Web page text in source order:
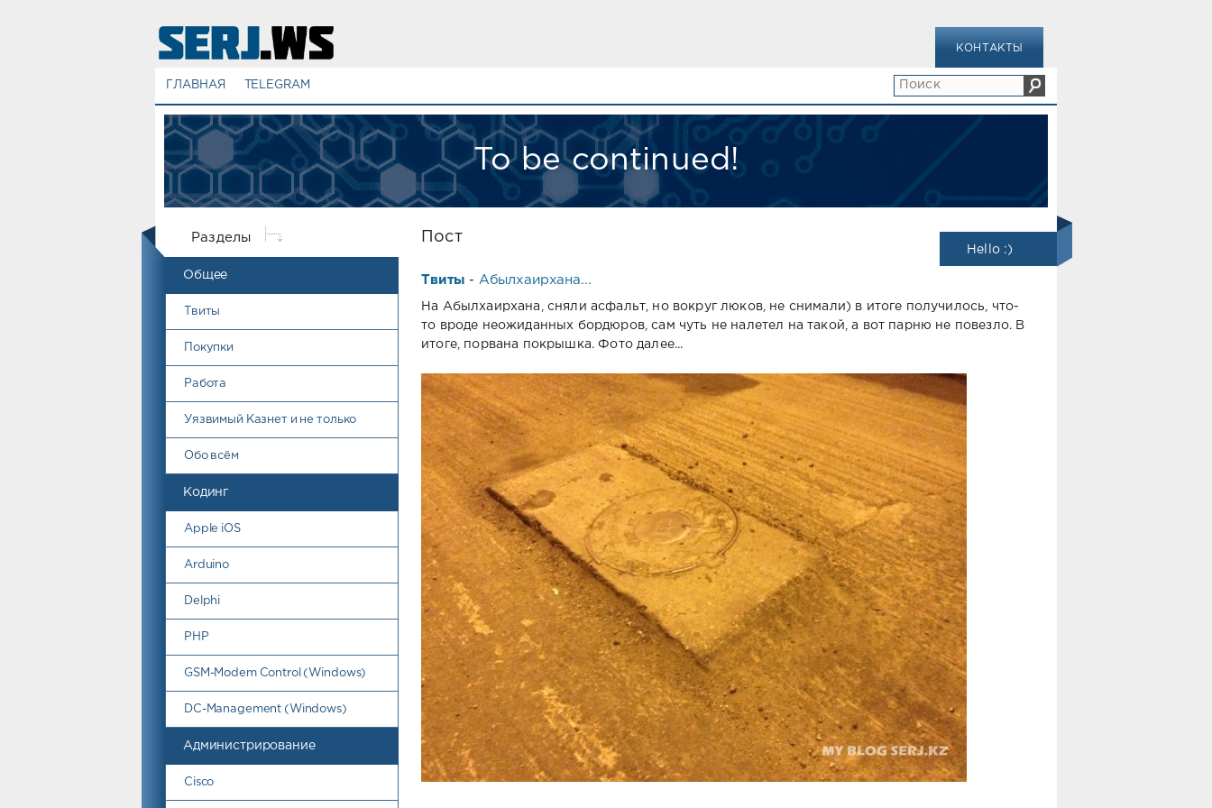
КОНТАКТЫ
ГЛАВНАЯ TELEGRAM
To be continued!
Разделы
Общее
Твиты
Покупки
Работа
Уязвимый Казнет и не только
Обо всём
Кодинг
Apple iOS
Arduino
Delphi
PHP
GSM-Modem Control (Windows)
DC-Management (Windows)
Администрирование
Cisco
Пост
Hello :)
Твиты - Абылхаирхана...
На Абылхаирхана, сняли асфальт, но вокруг люков, не снимали) в итоге получилось, что-
то вроде неожиданных бордюров, сам чуть не налетел на такой, а вот парню не повезло. В
итоге, порвана покрышка. Фото далее...